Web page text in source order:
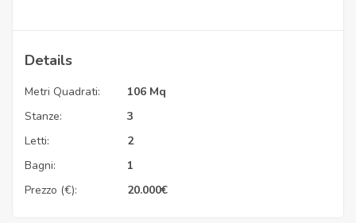
Details
Metri Quadrati:
106 Mq
Stanze:
3
Letti:
2
Bagni:
1
Prezzo (€):
20.000€